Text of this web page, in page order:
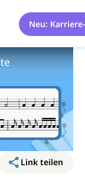
Neu:
Link teilen